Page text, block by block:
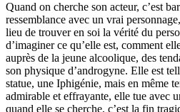
Quand on cherche son acteur, c’est
ressemblance avec un vrai
lieu de trouver en soi la vérité du
d’imaginer ce qu’elle est, comment
auprès de la jeune alcoolique, des
son physique d’androgyne. Elle est
statue, une Iphigénie, mais en même
admirable et effrayante, elle tue avec
quand elle se cherche, c’est la fin